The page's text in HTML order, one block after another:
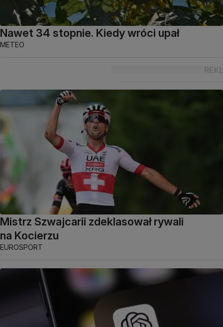
Nawet 34 stopnie. Kiedy wróci upał
METEO
Mistrz Szwajcarii zdeklasował rywali
na Kocierzu
EUROSPORT